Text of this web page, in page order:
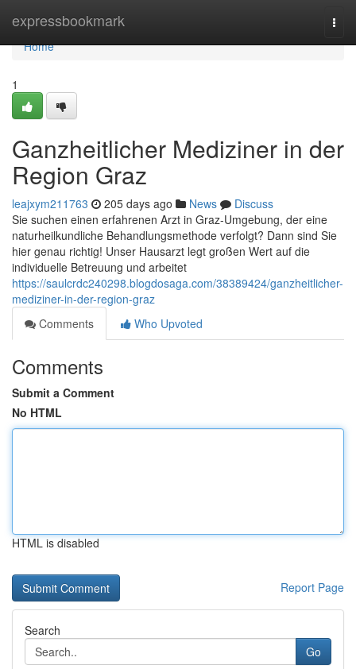
expressbookmark
Home
Home
1
Ganzheitlicher Mediziner in der
Region Graz
leajxym211763 205 days ago News
Discuss
Sie suchen einen erfahrenen Arzt in Graz-Umgebung, der eine
naturheilkundliche Behandlungsmethode verfolgt? Dann sind Sie
hier genau richtig! Unser Hausarzt legt großen Wert auf die
individuelle Betreuung und arbeitet
https://saulcrdc240298.blogdosaga.com/38389424/ganzheitlicher-
mediziner-in-der-region-graz
Comments
Who Upvoted
Comments
Submit a Comment
No HTML
HTML is disabled
Report Page
Search
Go